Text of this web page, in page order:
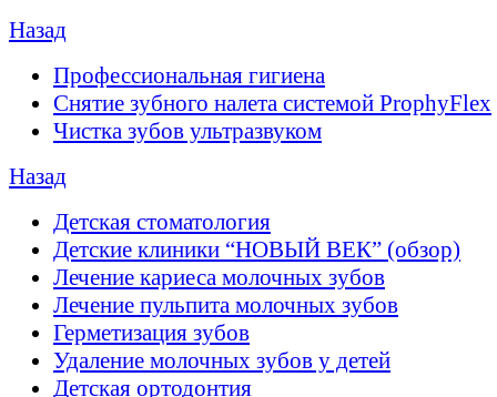
Назад
Профессиональная гигиена
Снятие зубного налета системой ProphyFlex
Чистка зубов ультразвуком
Назад
Детская стоматология
Детские клиники “НОВЫЙ ВЕК” (обзор)
Лечение кариеса молочных зубов
Лечение пульпита молочных зубов
Герметизация зубов
Удаление молочных зубов у детей
Детская ортодонтия